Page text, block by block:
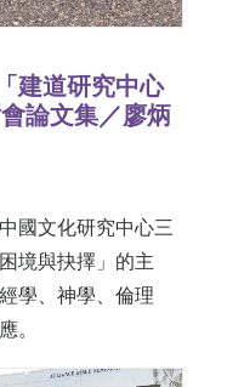
建道研究中心
論文集／廖炳
國文化研究中心三
境與抉擇」的主
學、神學、倫理
。